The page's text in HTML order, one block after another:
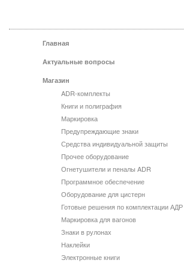
Главная
Актуальные вопросы
Магазин
ADR-комплекты
Книги и полиграфия
Маркировка
Предупреждающие знаки
Средства индивидуальной защиты
Прочее оборудование
Огнетушители и пеналы ADR
Программное обеспечение
Оборудование для цистерн
Готовые решения по комплектации АДР
Маркировка для вагонов
Знаки в рулонах
Наклейки
Электронные книги